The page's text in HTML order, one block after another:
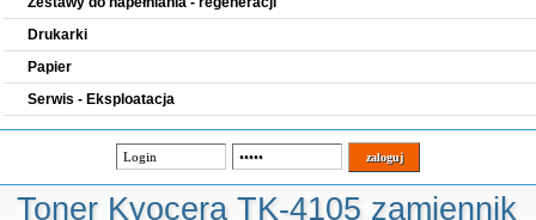
Drukarki
Papier
Serwis - Eksploatacja
Toner Kyocera TK-4105 zamiennik